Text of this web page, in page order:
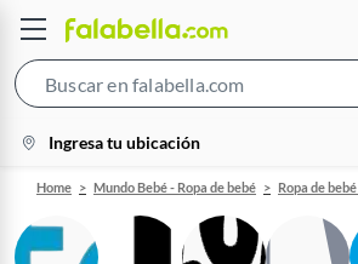
Bar
location-
icon
Ingresa tu ubicación
Home Mundo Bebé - Ropa de bebé Ropa de